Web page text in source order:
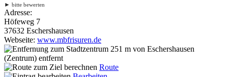
► bitte bewerten
Adresse:
Höfeweg 7
37632 Eschershausen
Webseite: www.mbfrisuren.de
251 m von Eschershausen
(Zentrum) entfernt
Route